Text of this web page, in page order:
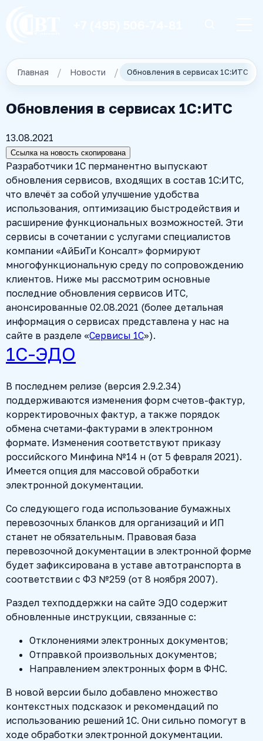
Главная Новости Обновления в сервисах 1С:ИТС
Обновления в сервисах 1С:ИТС
13.08.2021
Ссылка на новость скопирована
Разработчики 1С перманентно выпускают
обновления сервисов, входящих в состав 1С:ИТС,
что влечёт за собой улучшение удобства
использования, оптимизацию быстродействия и
расширение функциональных возможностей. Эти
сервисы в сочетании с услугами специалистов
компании «АйБиТи Консалт» формируют
многофункциональную среду по сопровождению
клиентов. Ниже мы рассмотрим основные
последние обновления сервисов ИТС,
анонсированные 02.08.2021 (более детальная
информация о сервисах представлена у нас на
сайте в разделе «Сервисы 1С»).
1С-ЭДО
В последнем релизе (версия 2.9.2.34)
поддерживаются изменения форм счетов-фактур,
корректировочных фактур, а также порядок
обмена счетами-фактурами в электронном
формате. Изменения соответствуют приказу
российского Минфина №14 н (от 5 февраля 2021).
Имеется опция для массовой обработки
электронной документации.
Со следующего года использование бумажных
перевозочных бланков для организаций и ИП
станет не обязательным. Правовая база
перевозочной документации в электронной форме
будет зафиксирована в уставе автотранспорта в
соответствии с ФЗ №259 (от 8 ноября 2007).
Раздел техподдержки на сайте ЭДО содержит
обновленные инструкции, связанные с:
Отклонениями электронных документов;
Отправкой произвольных документов;
Направлением электронных форм в ФНС.
В новой версии было добавлено множество
контекстных подсказок и рекомендаций по
использованию решений 1С. Они сильно помогут в
ходе обработки электронной документации.